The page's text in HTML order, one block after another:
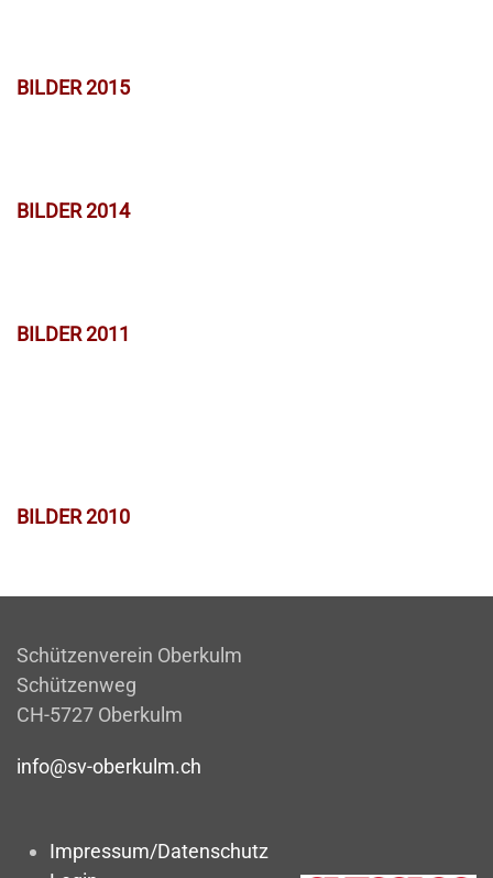
BILDER 2015
BILDER 2014
BILDER 2011
BILDER 2010
Schützenverein Oberkulm
Schützenweg
CH-5727 Oberkulm
info@sv-oberkulm.ch
Impressum/Datenschutz